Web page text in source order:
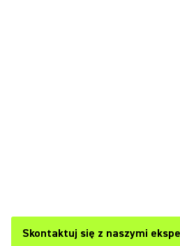
Skontaktuj się z naszymi